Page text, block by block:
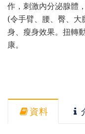
作，刺激內分泌腺體
(令手臂、腰、臀、大
身、瘦身效果。扭轉
康。
資料